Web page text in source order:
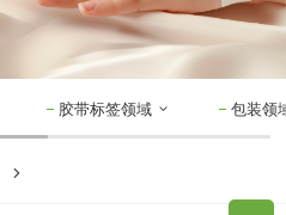
胶带标签领域 包装领